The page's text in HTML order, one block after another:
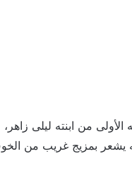
من ابنته ليلى زاهر،
يشعر بمزيج غريب من